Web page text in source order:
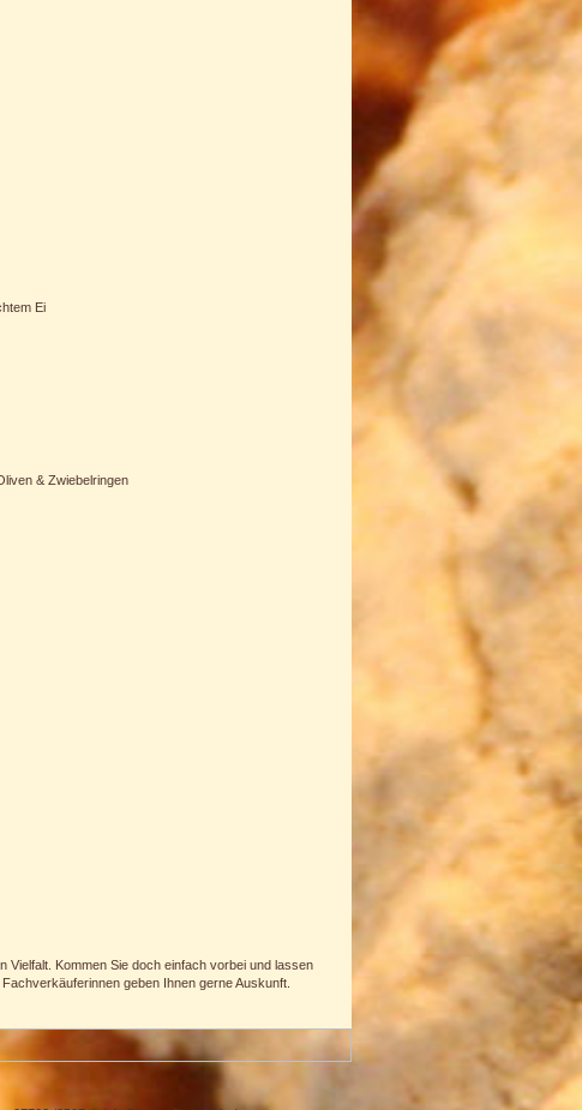
Ei
& Zwiebelringen
Vielfalt. Kommen Sie doch einfach vorbei und lassen
geben Ihnen gerne Auskunft.